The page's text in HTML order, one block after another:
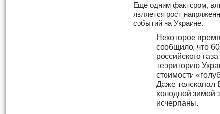
Еще одним фактором,
является рост
событий на Украине.
Некоторое
сообщило, что
российского
территорию
стоимости
Даже телеканал
холодной зимой
исчерпаны.